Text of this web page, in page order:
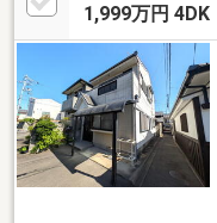
間■西側通路で通風良
ご相談もOK/・全面改装
せ下さい
1,999万円 4DK